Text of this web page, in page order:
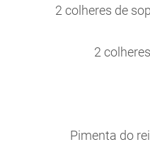
2 colheres de
2
Pimenta do